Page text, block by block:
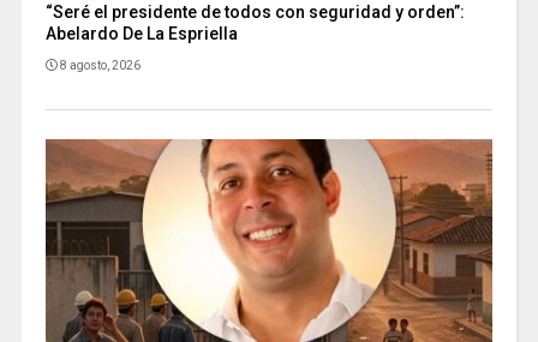
“Seré el presidente de todos con seguridad y orden”:
Abelardo De La Espriella
8 agosto, 2026